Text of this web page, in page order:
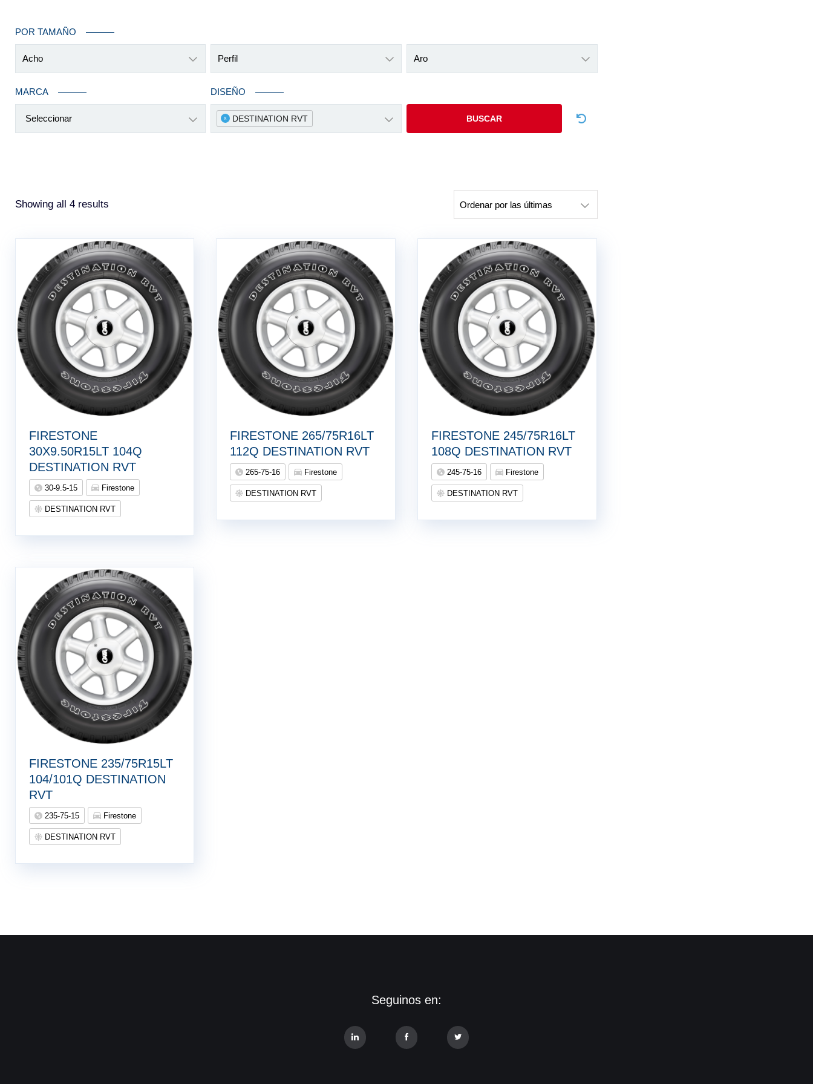
POR TAMAÑO
Acho Perfil Aro
MARCA
Seleccionar
DISEÑO
x DESTINATION RVT BUSCAR
Showing all 4 resultsSorted
latest
FIRESTONE
30X9.50R15LT 104Q
DESTINATION RVT
30-9.5-15 Firestone
DESTINATION RVT
FIRESTONE 265/75R16LT
112Q DESTINATION RVT
265-75-16 Firestone
DESTINATION RVT
FIRESTONE 245/75R16LT
108Q DESTINATION RVT
245-75-16 Firestone
DESTINATION RVT
FIRESTONE 235/75R15LT
104/101Q DESTINATION
RVT
235-75-15 Firestone
DESTINATION RVT
Seguinos en: